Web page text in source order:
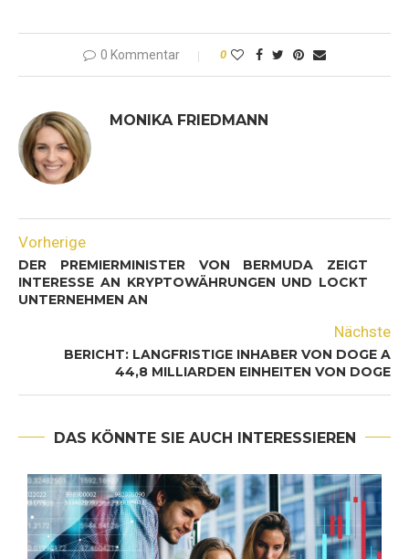
0 Kommentar 0
MONIKA FRIEDMANN
Vorherige
DER PREMIERMINISTER VON BERMUDA ZEIGT
INTERESSE AN KRYPTOWÄHRUNGEN UND LOCKT
UNTERNEHMEN AN
Nächste
BERICHT: LANGFRISTIGE INHABER VON DOGE A
44,8 MILLIARDEN EINHEITEN VON DOGE
DAS KÖNNTE SIE AUCH INTERESSIEREN